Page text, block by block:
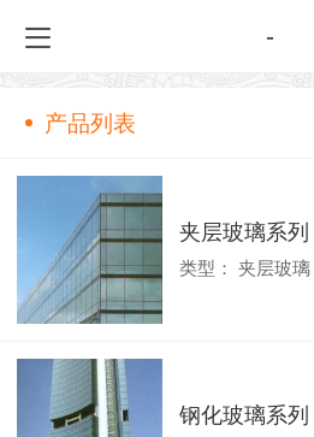
-
产品列表
夹层玻璃系列
类型： 夹层玻璃
钢化玻璃系列